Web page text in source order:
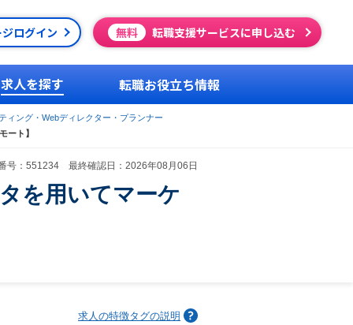
ログイン 無料 転職支援サービスに申し込む
求人を探す 転職お役立ち情報
ィング・Webディレクター・プランナー
ート】
号：551234 最終確認日：2026年08月06日
を用いてマーケ
求人の特徴タグの説明